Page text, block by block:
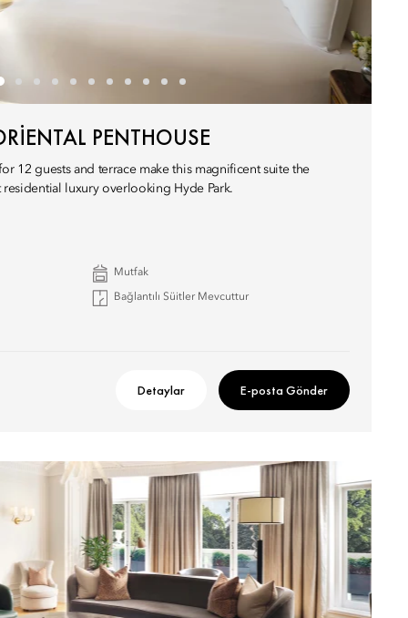
PENTHOUSE
12 guests and terrace make this magnificent suite the
luxury overlooking Hyde Park.
Mutfak
Bağlantılı Süitler Mevcuttur
Detaylar E-posta Gönder